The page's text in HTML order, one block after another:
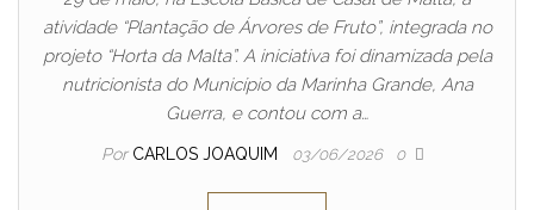
atividade “Plantação de Árvores de Fruto”, integrada no
projeto “Horta da Malta”. A iniciativa foi dinamizada pela
nutricionista do Município da Marinha Grande, Ana
Guerra, e contou com a…
Por CARLOS JOAQUIM 03/06/2026 0